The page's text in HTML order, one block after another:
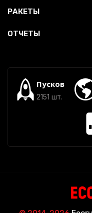
РАКЕТЫ
ОТЧЕТЫ
Пусков
2151 шт.